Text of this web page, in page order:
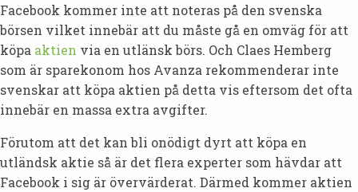
Facebook kommer inte att noteras på den svenska
börsen vilket innebär att du måste gå en omväg för att
köpa aktien via en utlänsk börs. Och Claes Hemberg
som är sparekonom hos Avanza rekommenderar inte
svenskar att köpa aktien på detta vis eftersom det ofta
innebär en massa extra avgifter.
Förutom att det kan bli onödigt dyrt att köpa en
utländsk aktie så är det flera experter som hävdar att
Facebook i sig är övervärderat. Därmed kommer aktien